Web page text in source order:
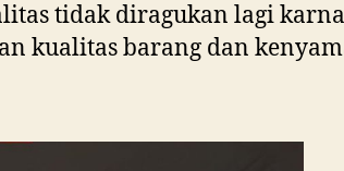
tidak diragukan lagi
kualitas barang dan